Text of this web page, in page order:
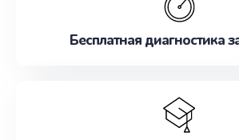
Бесплатная диагностика